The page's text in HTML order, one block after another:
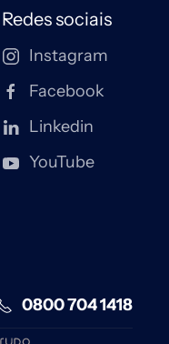
Redes sociais
Instagram
Facebook
Linkedin
YouTube
0800 704 1418